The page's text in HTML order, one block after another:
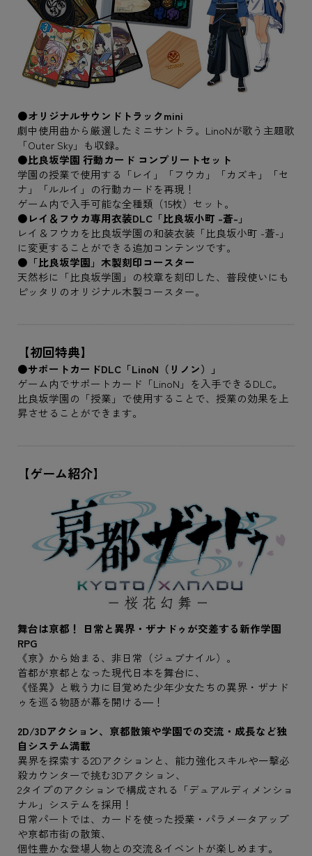
●オリジナルサウンドトラックmini
劇中使用曲から厳選したミニサントラ。LinoNが歌う主題歌
「Outer Sky」も収録。
●比良坂学園 行動カード コンプリートセット
学園の授業で使用する「レイ」「フウカ」「カズキ」「セ
ナ」「ルルイ」の行動カードを再現！
ゲーム内で入手可能な全種類（15枚）セット。
●レイ＆フウカ専用衣装DLC「比良坂小町 -蒼-」
レイ＆フウカを比良坂学園の和装衣装「比良坂小町 -蒼-」
に変更することができる追加コンテンツです。
●「比良坂学園」木製刻印コースター
天然杉に「比良坂学園」の校章を刻印した、普段使いにも
ピッタリのオリジナル木製コースター。
【初回特典】
●サポートカードDLC「LinoN（リノン）」
ゲーム内でサポートカード「LinoN」を入手できるDLC。
比良坂学園の「授業」で使用することで、授業の効果を上
昇させることができます。
【ゲーム紹介】
舞台は亰都！ 日常と異界・ザナドゥが交差する新作学園
RPG
《亰》から始まる、非日常（ジュブナイル）。
首都が亰都となった現代日本を舞台に、
《怪異》と戦う力に目覚めた少年少女たちの異界・ザナド
ゥを巡る物語が幕を開ける―！
2D/3Dアクション、亰都散策や学園での交流・成長など独
自システム満載
異界を探索する2Dアクションと、能力強化スキルや一撃必
殺カウンターで挑む3Dアクション、
2タイプのアクションで構成される「デュアルディメンショ
ナル」システムを採用！
日常パートでは、カードを使った授業・パラメータアップ
や亰都市街の散策、
個性豊かな登場人物との交流＆イベントが楽しめます。